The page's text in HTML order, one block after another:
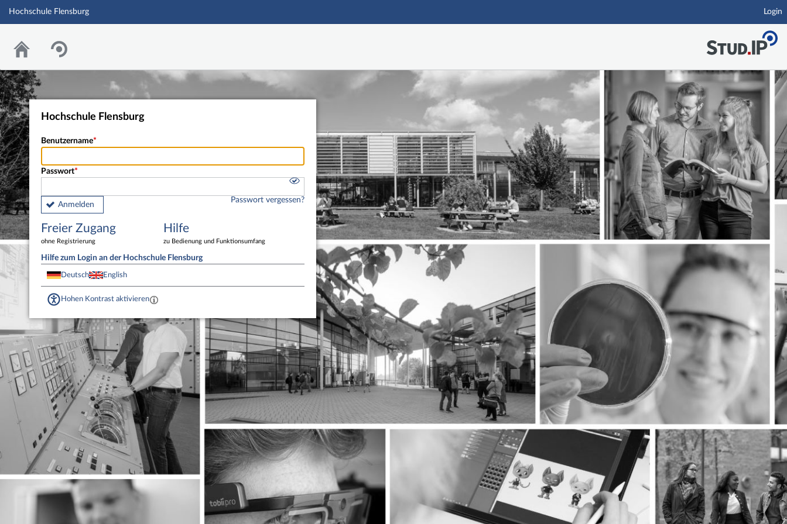
Hauptnavigation
Hochschule Flensburg Login
Hochschule Flensburg
Benutzername
Passwort
Anmelden
Passwort vergessen?
Freier Zugang
ohne Registrierung
Hilfe
zu Bedienung und Funktionsumfang
Hilfe zum Login an der Hochschule Flensburg
Deutsch English
Hohen Kontrast aktivieren